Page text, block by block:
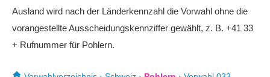
Ausland wird nach der Länderkennzahl die Vorwahl ohne die
vorangestellte Ausscheidungskennziffer gewählt, z. B. +41 33
+ Rufnummer für Pohlern.